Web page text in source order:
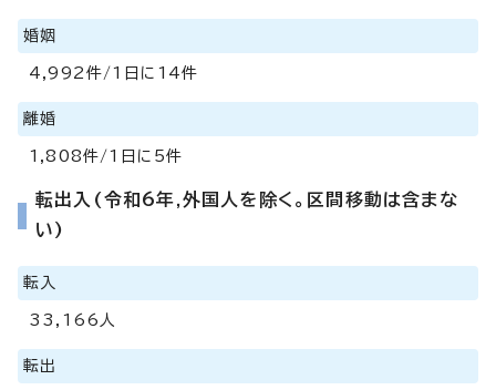
婚姻
4,992件/1日に14件
離婚
1,808件/1日に5件
転出入(令和6年,外国人を除く。区間移動は含まな
い)
転入
33,166人
転出